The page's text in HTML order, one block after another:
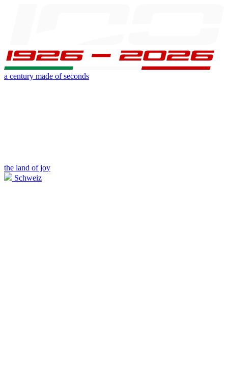
a century made of seconds
the land of joy
Schweiz